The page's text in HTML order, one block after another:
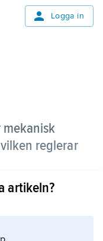
Logga in
reglerar
(
artikeln?